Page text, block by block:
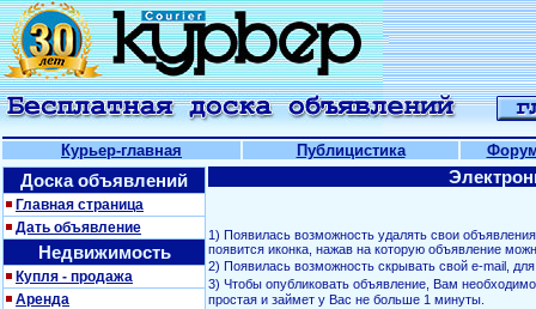
Курьер-главная Публицистика
Доска объявлений
Главная страница
Дать объявление
Недвижимость
Купля - продажа
Аренда
1) Появилась возможность удалять свои
появится иконка, нажав на которую объявление
2) Появилась возможность скрывать свой е-mail,
3) Чтобы опубликовать объявление, Вам
простая и займет у Вас не больше 1 минуты.